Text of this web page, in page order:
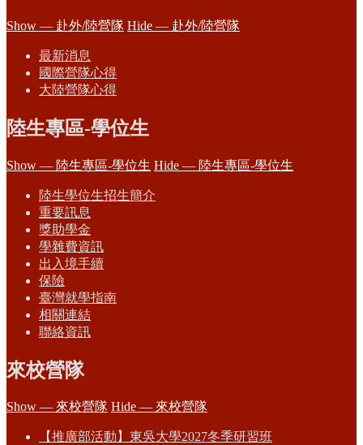
Show — 赴外/陸營隊 Hide — 赴外/陸營隊
最新消息
國際營隊心得
大陸營隊心得
陸生專區-學位生
Show — 陸生專區-學位生 Hide — 陸生專區-學位生
陸生學位生招生簡介
重要訊息
獎助學金
學雜費資訊
出入境手續
保險
臺灣就學指南
相關連結
聯絡資訊
來校營隊
Show — 來校營隊 Hide — 來校營隊
【推廣部活動】東吳大學2027冬季研習班